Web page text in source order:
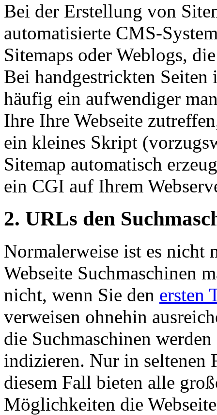
Bei der Erstellung von
automatisierte CMS-
Sitemaps oder Weblogs,
Bei handgestrickten Seiten
häufig ein aufwendiger
Ihre Ihre Webseite
ein kleines Skript
Sitemap automatisch
ein CGI auf Ihrem
2. URLs den
Normalerweise ist es
Webseite Suchmaschinen
nicht, wenn Sie den ersten
verweisen ohnehin
die Suchmaschinen
indizieren. Nur in seltenen
diesem Fall bieten alle
Möglichkeiten die